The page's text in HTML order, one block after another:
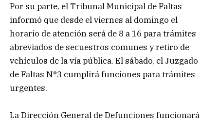
Por su parte, el Tribunal Municipal de Faltas
informó que desde el viernes al domingo el
horario de atención será de 8 a 16 para trámites
abreviados de secuestros comunes y retiro de
vehículos de la vía pública. El sábado, el Juzgado
de Faltas N°3 cumplirá funciones para trámites
urgentes.
La Dirección General de Defunciones funcionará